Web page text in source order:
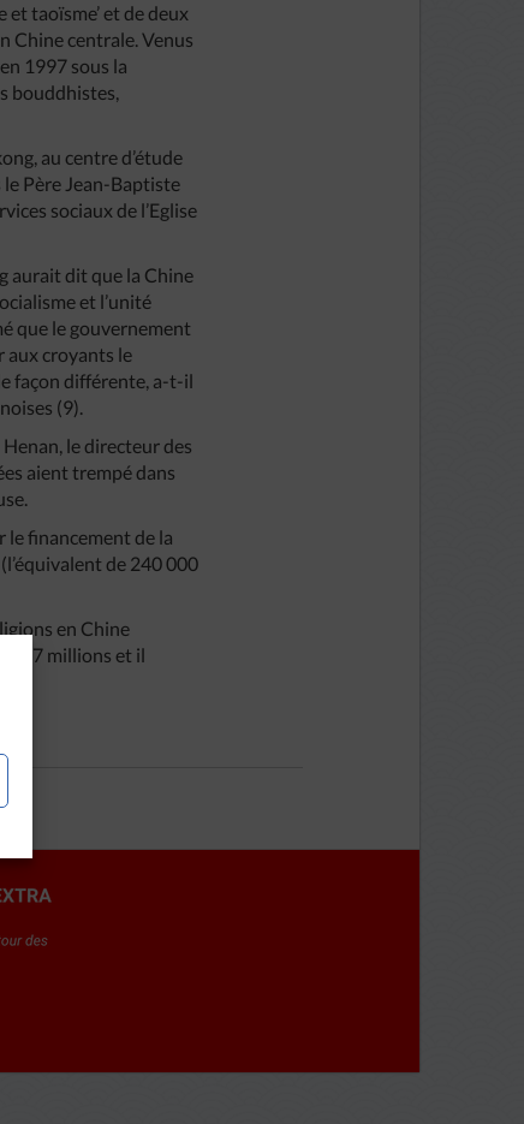
taoïsme’ et de deux
Chine centrale. Venus
1997 sous la
bouddhistes,
au centre d’étude
Père Jean-Baptiste
sociaux de l’Eglise
aurait dit que la Chine
et l’unité
que le gouvernement
aux croyants le
façon différente, a-t-il
(9).
le directeur des
aient trempé dans
le financement de la
de 240 000
en Chine
et 7 millions et il